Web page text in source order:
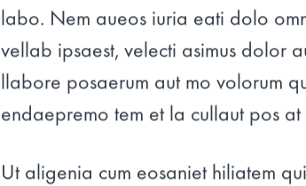
labo. Nem aueos iuria eati dolo
vellab ipsaest, velecti asimus dolor
llabore posaerum aut mo volorum
endaepremo tem et la cullaut pos
Ut aligenia cum eosaniet hiliatem